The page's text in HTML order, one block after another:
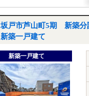
坂戸市芦山町5期 新築
新築一戸建て
新築一戸建て